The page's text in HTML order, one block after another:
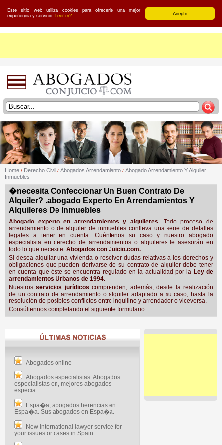
Acepto
Este sitio web utiliza cookies para ofrecerle una mejor
experiencia y servicio. Leer m?
Home / Derecho Civil / Abogados Arrendamiento / Abogado Arrendamiento Y Alquiler
Inmuebles
�necesita Confeccionar Un Buen Contrato De
Alquiler? .abogado Experto En Arrendamientos Y
Alquileres De Inmuebles
Abogado experto en arrendamientos y alquileres. Todo proceso de
arrendamiento o de alquiler de inmuebles conlleva una serie de detalles
legales a tener en cuenta. Cuéntenos su caso y nuestro abogado
especialista en derecho de arrendamientos o alquileres le asesorán en
todo lo que necesite. Abogados con Juicio.com.
Si desea alquilar una vivienda o resolver dudas relativas a los derechos y
obligaciones que pueden derivarse de su contrato de alquiler debe tener
en cuenta que éste se encuentra regulado en la actualidad por la Ley de
arrendamientos Urbanos de 1994.
Nuestrosservicios jurídicos comprenden, además, desde la realización
de un contrato de arrendamiento o alquiler adaptado a su caso, hasta la
resolución de posibles conflictos entre inquilino y arrendador o viceversa.
Consúltennos completando el siguiente formulario.
Abogados online
Abogados especialistas. Abogados
especialistas en, mejores abogados
especia
Espa�a, abogados herencias en
Espa�a. Sus abogados en Espa�a.
New international lawyer service for
your issues or cases in Spain